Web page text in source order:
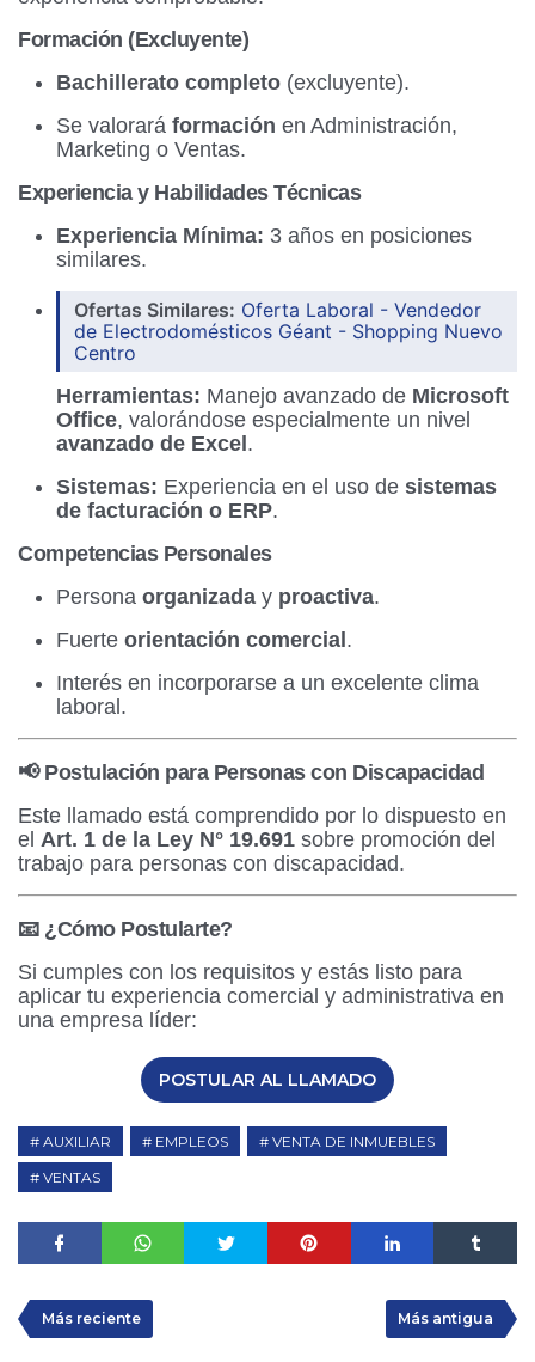
Formación (Excluyente)
Bachillerato completo (excluyente).
Se valorará formación en Administración,
Marketing o Ventas.
Experiencia y Habilidades Técnicas
Experiencia Mínima: 3 años en posiciones
similares.
Ofertas Similares: Oferta Laboral - Vendedor
de Electrodomésticos Géant - Shopping Nuevo
Centro
Herramientas: Manejo avanzado de Microsoft
Office, valorándose especialmente un nivel
avanzado de Excel .
Sistemas: Experiencia en el uso de sistemas
de facturación o ERP.
Competencias Personales
Persona organizada y proactiva.
Fuerte orientación comercial .
Interés en incorporarse a un excelente clima
laboral.
📢 Postulación para Personas con Discapacidad
Este llamado está comprendido por lo dispuesto en
el Art. 1 de la Ley N° 19.691 sobre promoción del
trabajo para personas con discapacidad.
📧 ¿Cómo Postularte?
Si cumples con los requisitos y estás listo para
aplicar tu experiencia comercial y administrativa en
una empresa líder:
POSTULAR AL LLAMADO
AUXILIAR EMPLEOS
VENTA DE INMUEBLES
VENTAS
Más reciente Más antigua